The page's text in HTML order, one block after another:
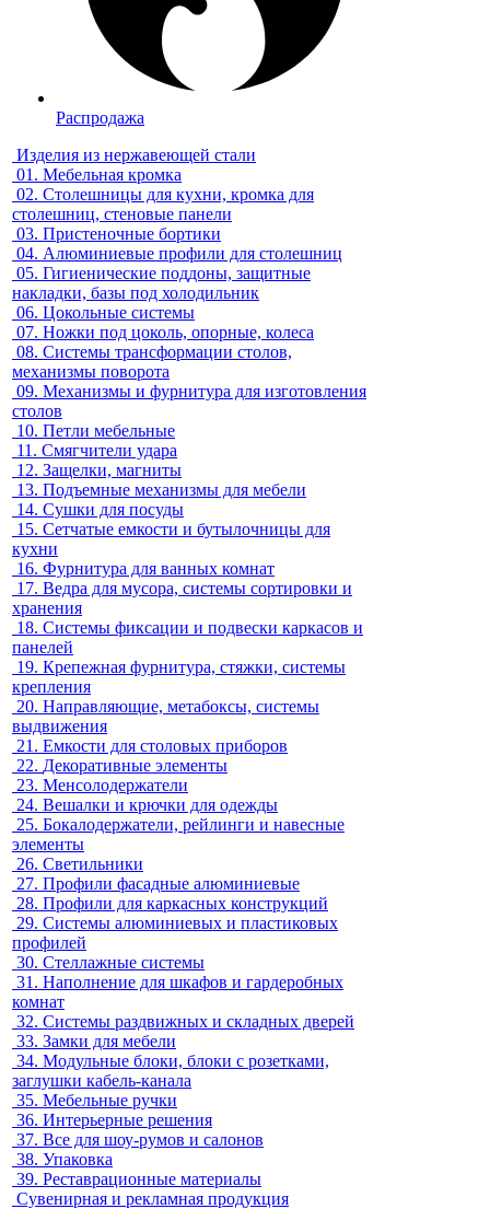
Распродажа
Изделия из нержавеющей стали
01. Мебельная кромка
02. Столешницы для кухни, кромка для
столешниц, стеновые панели
03. Пристеночные бортики
04. Алюминиевые профили для столешниц
05. Гигиенические поддоны, защитные
накладки, базы под холодильник
06. Цокольные системы
07. Ножки под цоколь, опорные, колеса
08. Системы трансформации столов,
механизмы поворота
09. Механизмы и фурнитура для изготовления
столов
10. Петли мебельные
11. Смягчители удара
12. Защелки, магниты
13. Подъемные механизмы для мебели
14. Сушки для посуды
15. Сетчатые емкости и бутылочницы для
кухни
16. Фурнитура для ванных комнат
17. Ведра для мусора, системы сортировки и
хранения
18. Системы фиксации и подвески каркасов и
панелей
19. Крепежная фурнитура, стяжки, системы
крепления
20. Направляющие, метабоксы, системы
выдвижения
21. Емкости для столовых приборов
22. Декоративные элементы
23. Менсолодержатели
24. Вешалки и крючки для одежды
25. Бокалодержатели, рейлинги и навесные
элементы
26. Светильники
27. Профили фасадные алюминиевые
28. Профили для каркасных конструкций
29. Системы алюминиевых и пластиковых
профилей
30. Стеллажные системы
31. Наполнение для шкафов и гардеробных
комнат
32. Системы раздвижных и складных дверей
33. Замки для мебели
34. Модульные блоки, блоки с розетками,
заглушки кабель-канала
35. Мебельные ручки
36. Интерьерные решения
37. Все для шоу-румов и салонов
38. Упаковка
39. Реставрационные материалы
Сувенирная и рекламная продукция